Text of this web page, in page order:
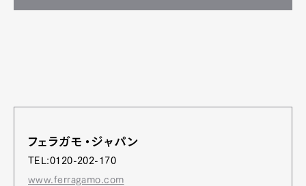
フェラガモ・ジャパン
TEL:0120-202-170
www.ferragamo.com